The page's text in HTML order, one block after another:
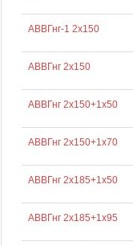
АВВГнг-1 2х150
АВВГнг 2х150
АВВГнг 2х150+1х50
АВВГнг 2х150+1х70
АВВГнг 2х185+1х50
АВВГнг 2х185+1х95